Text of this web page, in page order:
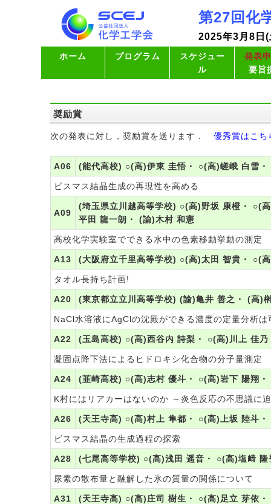
第27回化
2025年3月8日
ホーム プログラム
スケジュー
ル
発表
要旨
奨励賞
次の発表に対し，奨励賞を送ります． 優秀賞はこち
A06 (能代高校) ○(高)伊東 圭悟・ ○(高)嵯峨 白雪
ビスマス結晶生成の再現性を高める
A09
(埼玉県立川越高等学校) ○(高)野坂 康橙・ ○(
平田 龍一朗・ (諭)木村 和憲
高校化学実験室でできる水中の色素移動挙動の測定
A13 (大阪府立千里高等学校) ○(高)太田 智貴・ ○(
タオル長持ち計画!
A20 (東京都立立川高等学校) (諭)亀井 善之・ (高)
NaCl水溶液にAgClの沈殿ができる濃度の定量分析は
A22 (玉島高校) ○(高)西谷内 詩梨・ ○(高)川上 佳
凝固点降下法によるヒドロキシ化合物の分子量測定
A24 (韮崎高校) ○(高)志村 優斗・ ○(高)岩下 陽翔
K村にはリアカーはないのか ～炎色反応の不思議に
A26 (天王寺高) ○(高)村上 隼都・ ○(高)上坂 陸斗
ビスマス結晶の生成過程の探索
A28 (七尾高等学校) ○(高)浅田 遥音・ ○(高)塩﨑
尿素の散布量と融解した氷の質量の関係について
A31 (天王寺高) ○(高)庄司 樹生・ ○(高)足立 芽依